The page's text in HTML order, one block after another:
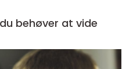
behøver at vide